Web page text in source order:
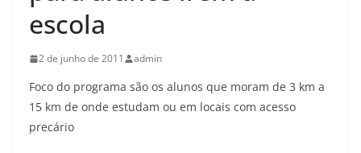
escola
2 de junho de 2011 admin
Foco do programa são os alunos que moram de 3 km a
15 km de onde estudam ou em locais com acesso
precário